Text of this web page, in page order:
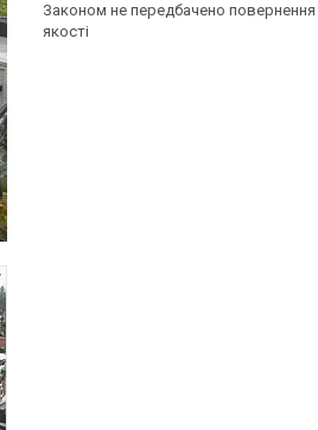
Законом не передбачено повернення та обмін даного товару належної
якості